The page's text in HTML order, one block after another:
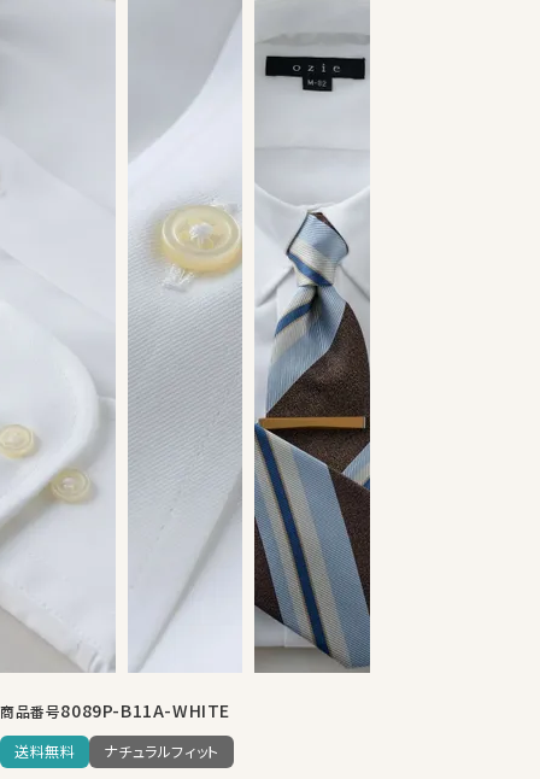
商品番号8089P-B11A-WHITE
送料無料 ナチュラルフィット